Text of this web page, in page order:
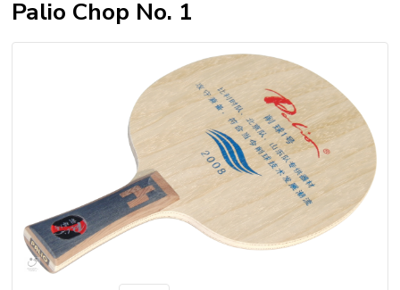
Palio Chop No. 1